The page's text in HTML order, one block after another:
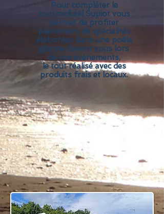
Pour compléter le
tout,mickaël Supiot vous
permet de profiter
pleinement de spécialités
élaboréesdans une poêle
géante devant vous lors
de vos événements,
letout réalisé avec des
produits frais et locaux.